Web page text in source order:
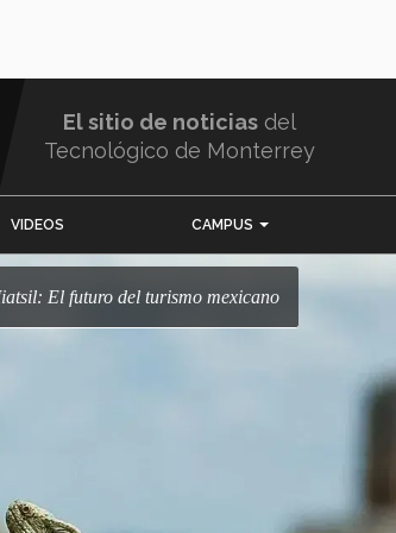
El sitio de noticias del
Tecnológico de Monterrey
VIDEOS CAMPUS
Miatsil: El futuro del turismo mexicano